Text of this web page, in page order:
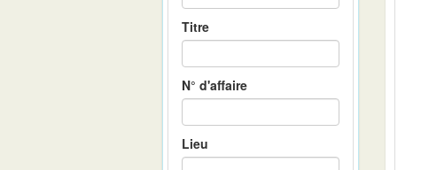
Titre
N° d'affaire
Lieu